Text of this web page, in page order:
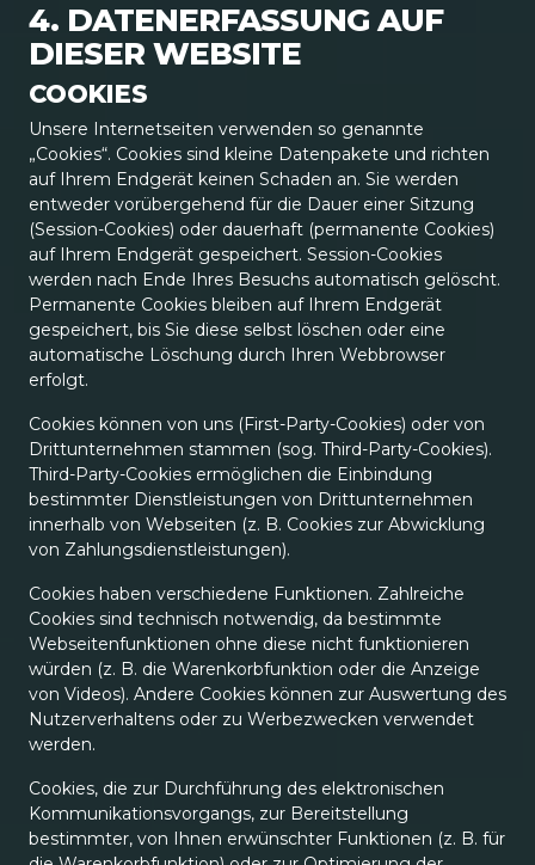
4. DATENERFASSUNG AUF
DIESER WEBSITE
COOKIES
Unsere Internetseiten verwenden so genannte
„Cookies“. Cookies sind kleine Datenpakete und richten
auf Ihrem Endgerät keinen Schaden an. Sie werden
entweder vorübergehend für die Dauer einer Sitzung
(Session-Cookies) oder dauerhaft (permanente Cookies)
auf Ihrem Endgerät gespeichert. Session-Cookies
werden nach Ende Ihres Besuchs automatisch gelöscht.
Permanente Cookies bleiben auf Ihrem Endgerät
gespeichert, bis Sie diese selbst löschen oder eine
automatische Löschung durch Ihren Webbrowser
erfolgt.
Cookies können von uns (First-Party-Cookies) oder von
Drittunternehmen stammen (sog. Third-Party-Cookies).
Third-Party-Cookies ermöglichen die Einbindung
bestimmter Dienstleistungen von Drittunternehmen
innerhalb von Webseiten (z. B. Cookies zur Abwicklung
von Zahlungsdienstleistungen).
Cookies haben verschiedene Funktionen. Zahlreiche
Cookies sind technisch notwendig, da bestimmte
Webseitenfunktionen ohne diese nicht funktionieren
würden (z. B. die Warenkorbfunktion oder die Anzeige
von Videos). Andere Cookies können zur Auswertung des
Nutzerverhaltens oder zu Werbezwecken verwendet
werden.
Cookies, die zur Durchführung des elektronischen
Kommunikationsvorgangs, zur Bereitstellung
bestimmter, von Ihnen erwünschter Funktionen (z. B. für